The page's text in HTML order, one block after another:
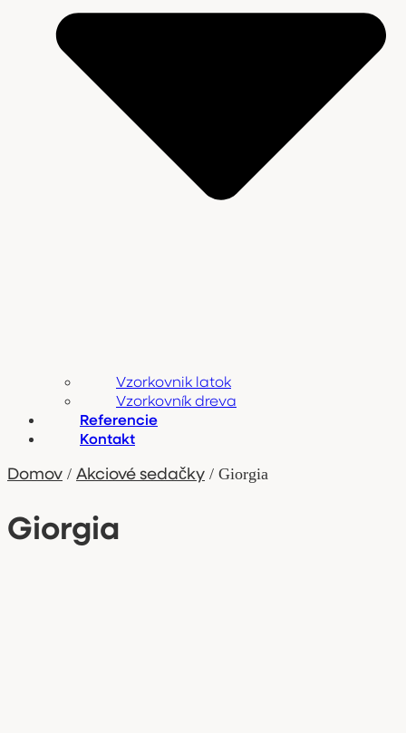
Vzorkovnik latok
Vzorkovník dreva
Referencie
Kontakt
Domov / Akciové sedačky / Giorgia
Giorgia